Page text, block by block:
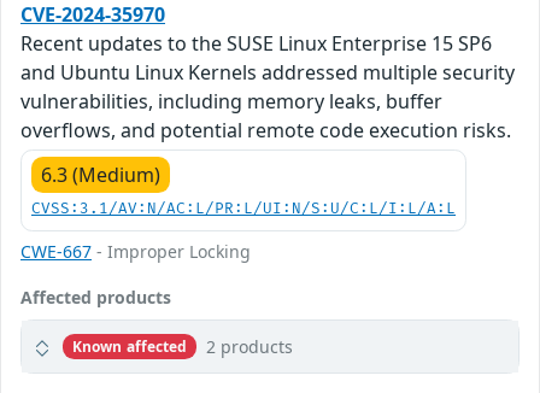
CVE-2024-35970
Recent updates to the SUSE Linux Enterprise 15 SP6
and Ubuntu Linux Kernels addressed multiple security
vulnerabilities, including memory leaks, buffer
overflows, and potential remote code execution risks.
6.3 (Medium)
CVSS:3.1/AV:N/AC:L/PR:L/UI:N/S:U/C:L/I:L/A:L
CWE-667 - Improper Locking
Affected products
Known affected 2 products